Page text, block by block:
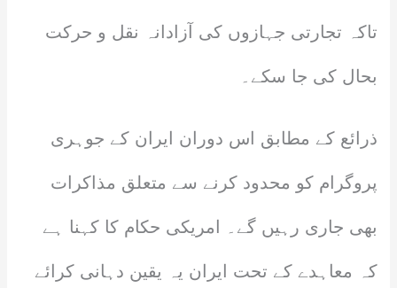
تاکہ تجارتی جہازوں کی آزادانہ نقل و حرکت
بحال کی جا سکے۔
ذرائع کے مطابق اس دوران ایران کے جوہری
پروگرام کو محدود کرنے سے متعلق مذاکرات
بھی جاری رہیں گے۔ امریکی حکام کا کہنا ہے
کہ معاہدے کے تحت ایران یہ یقین دہانی کرائے